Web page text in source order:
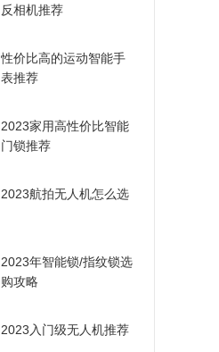
反相机推荐
性价比高的运动智能手
表推荐
2023家用高性价比智能
门锁推荐
2023航拍无人机怎么选
2023年智能锁/指纹锁选
购攻略
2023入门级无人机推荐